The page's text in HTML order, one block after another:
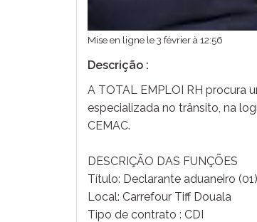
Mise en ligne le 3 février à 12:56
Descrição :
A TOTAL EMPLOI RH procura
especializada no trânsito, na
CEMAC.
DESCRIÇÃO DAS FUNÇÕES
Título: Declarante aduaneiro (01)
Local: Carrefour Tiff Douala
Tipo de contrato : CDI